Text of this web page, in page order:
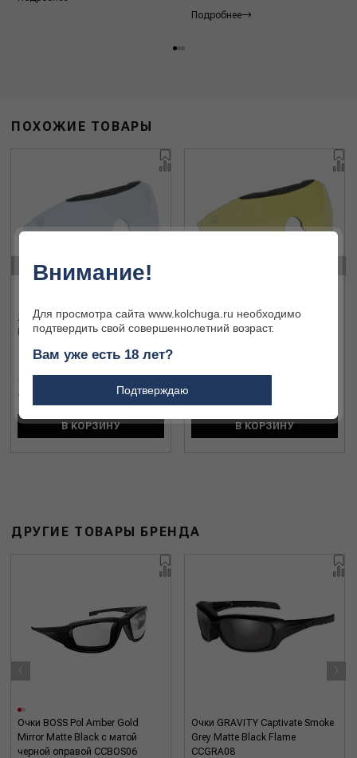
Подробнее
ПОХОЖИЕ ТОВАРЫ
Линзы для стрелковых очков
Beretta LE011/A2166/014H
7 000 ₽
В КОРЗИНУ
Линзы для стрелковых очков
Beretta LE011/A2166/0229
В КОРЗИНУ
ДРУГИЕ ТОВАРЫ БРЕНДА
Очки BOSS Pol Amber Gold
Mirror Matte Black с матой
черной оправой CCBOS06
Очки GRAVITY Captivate Smoke
Grey Matte Black Flame
CCGRA08
‹ ›
Внимание!
Для просмотра сайта www.kolchuga.ru необходимо
подтвердить свой совершеннолетний возраст.
Вам уже есть 18 лет?
Подтверждаю